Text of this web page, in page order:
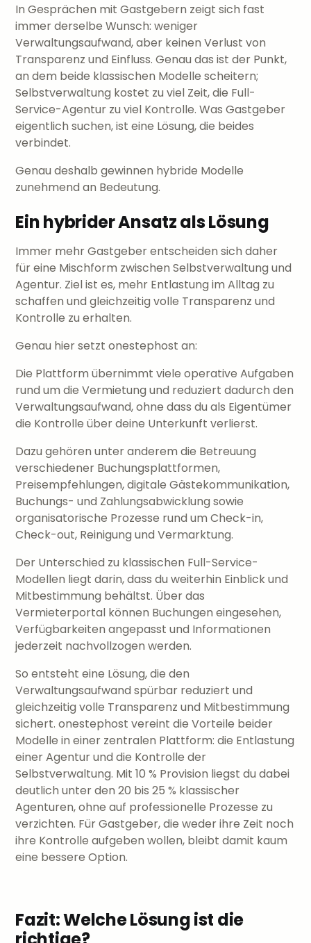
In Gesprächen mit Gastgebern zeigt sich fast
immer derselbe Wunsch: weniger
Verwaltungsaufwand, aber keinen Verlust von
Transparenz und Einfluss. Genau das ist der Punkt,
an dem beide klassischen Modelle scheitern;
Selbstverwaltung kostet zu viel Zeit, die Full-
Service-Agentur zu viel Kontrolle. Was Gastgeber
eigentlich suchen, ist eine Lösung, die beides
verbindet.
Genau deshalb gewinnen hybride Modelle
zunehmend an Bedeutung.
Ein hybrider Ansatz als Lösung
Immer mehr Gastgeber entscheiden sich daher
für eine Mischform zwischen Selbstverwaltung und
Agentur. Ziel ist es, mehr Entlastung im Alltag zu
schaffen und gleichzeitig volle Transparenz und
Kontrolle zu erhalten.
Genau hier setzt onestephost an:
Die Plattform übernimmt viele operative Aufgaben
rund um die Vermietung und reduziert dadurch den
Verwaltungsaufwand, ohne dass du als Eigentümer
die Kontrolle über deine Unterkunft verlierst.
Dazu gehören unter anderem die Betreuung
verschiedener Buchungsplattformen,
Preisempfehlungen, digitale Gästekommunikation,
Buchungs- und Zahlungsabwicklung sowie
organisatorische Prozesse rund um Check-in,
Check-out, Reinigung und Vermarktung.
Der Unterschied zu klassischen Full-Service-
Modellen liegt darin, dass du weiterhin Einblick und
Mitbestimmung behältst. Über das
Vermieterportal können Buchungen eingesehen,
Verfügbarkeiten angepasst und Informationen
jederzeit nachvollzogen werden.
So entsteht eine Lösung, die den
Verwaltungsaufwand spürbar reduziert und
gleichzeitig volle Transparenz und Mitbestimmung
sichert. onestephost vereint die Vorteile beider
Modelle in einer zentralen Plattform: die Entlastung
einer Agentur und die Kontrolle der
Selbstverwaltung. Mit 10 % Provision liegst du dabei
deutlich unter den 20 bis 25 % klassischer
Agenturen, ohne auf professionelle Prozesse zu
verzichten. Für Gastgeber, die weder ihre Zeit noch
ihre Kontrolle aufgeben wollen, bleibt damit kaum
eine bessere Option.
Fazit: Welche Lösung ist die